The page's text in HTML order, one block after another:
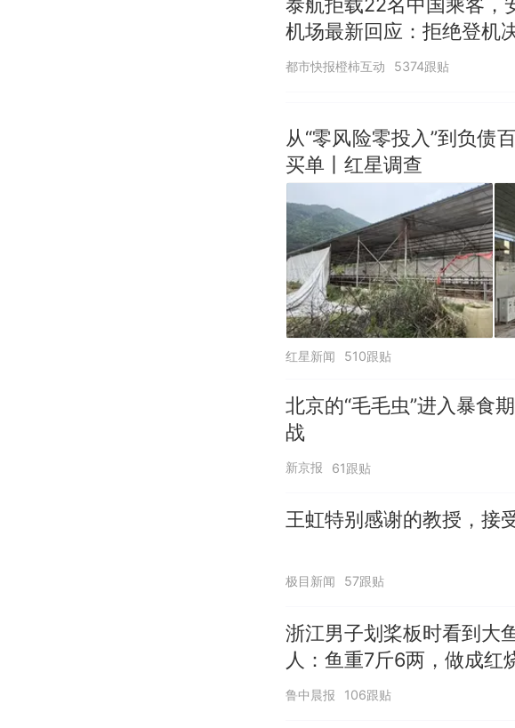
机场最新回应：拒绝登机
诺免费改签但没兑现
都市快报橙柿互动 5374跟贴
从“零风险零投入”到负债
买单丨红星调查
红星新闻 510跟贴
北京的“毛毛虫”进入暴食
战
新京报 61跟贴
王虹特别感谢的教授，接
极目新闻 57跟贴
浙江男子划桨板时看到大
人：鱼重7斤6两，做成红
鲁中晨报 106跟贴